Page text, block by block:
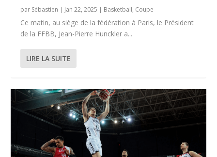
par Sébastien Jan 22, 2025 Basketball, Coupe
Ce matin, au siège de la fédération à Paris, le Président
de la FFBB, Jean-Pierre Hunckler a...
LIRE LA SUITE